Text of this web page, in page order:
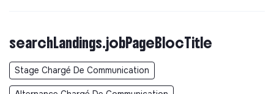
searchLandings.jobPageBlocTitle
Stage Chargé De Communication